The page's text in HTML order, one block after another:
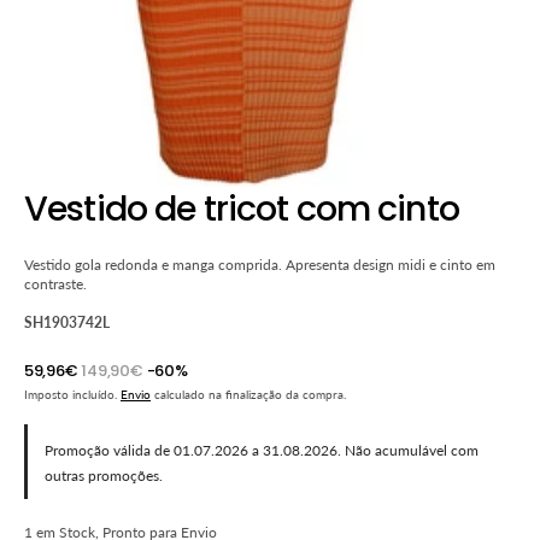
Vestido de tricot com cinto
Vestido gola redonda e manga comprida. Apresenta design midi e cinto em
contraste.
SH1903742L
Preço
normal
149,90€
Preço
promocional
59,96€ -60%
Imposto incluído. Envio calculado na finalização da compra.
Promoção válida de 01.07.2026 a 31.08.2026. Não acumulável com
outras promoções.
1 em Stock, Pronto para Envio